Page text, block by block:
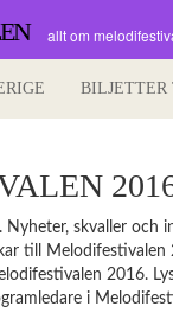
allt om
BILJETTER
skvaller
till Melodifestivalen
2016.
i